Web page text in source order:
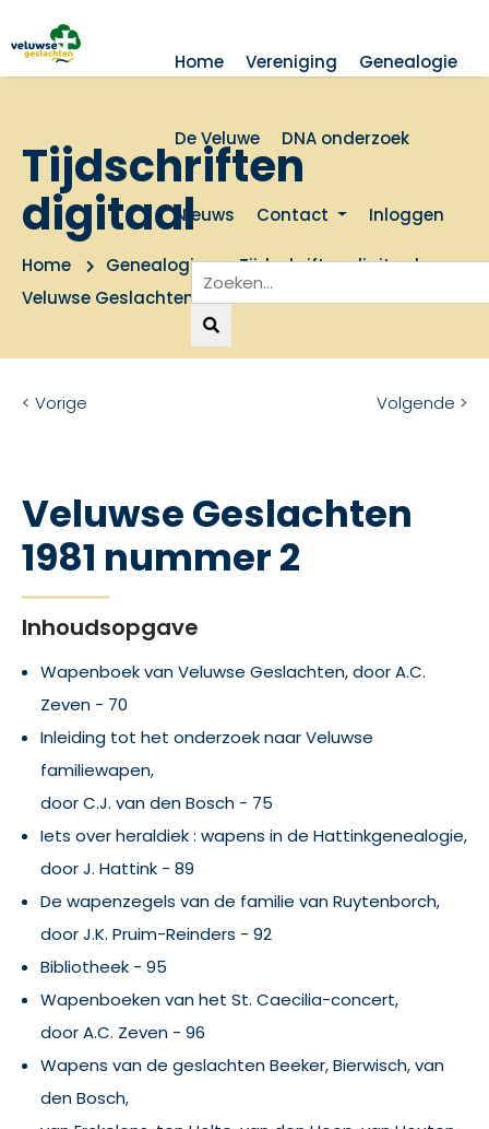
Home Vereniging Genealogie
De Veluwe DNA onderzoek
Nieuws Contact Inloggen
Tijdschriften
digitaal
Home Genealogie
Tijdschriften digitaal
Veluwse Geslachten 1981 nummer 2
< Vorige Volgende >
Veluwse Geslachten
1981 nummer 2
Inhoudsopgave
Wapenboek van Veluwse Geslachten, door A.C.
Zeven - 70
Inleiding tot het onderzoek naar Veluwse
familiewapen,
door C.J. van den Bosch - 75
Iets over heraldiek : wapens in de Hattinkgenealogie,
door J. Hattink - 89
De wapenzegels van de familie van Ruytenborch,
door J.K. Pruim-Reinders - 92
Bibliotheek - 95
Wapenboeken van het St. Caecilia-concert,
door A.C. Zeven - 96
Wapens van de geslachten Beeker, Bierwisch, van
den Bosch,